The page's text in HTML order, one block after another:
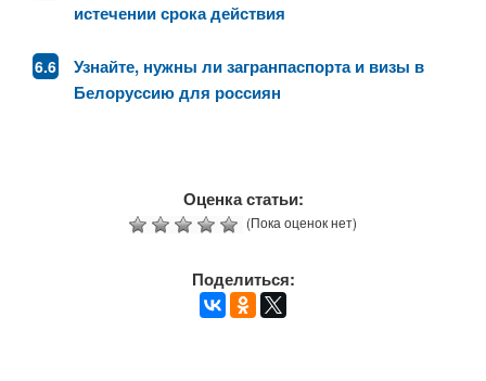
истечении срока действия
Узнайте, нужны ли загранпаспорта и визы в
Белоруссию для россиян
Оценка статьи:
(Пока оценок нет)
Поделиться: